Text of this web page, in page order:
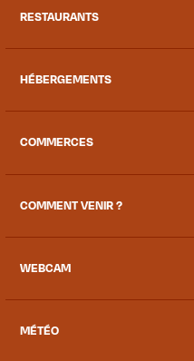
RESTAURANTS
HÉBERGEMENTS
COMMERCES
COMMENT VENIR ?
WEBCAM
MÉTÉO
?
locaux
pro